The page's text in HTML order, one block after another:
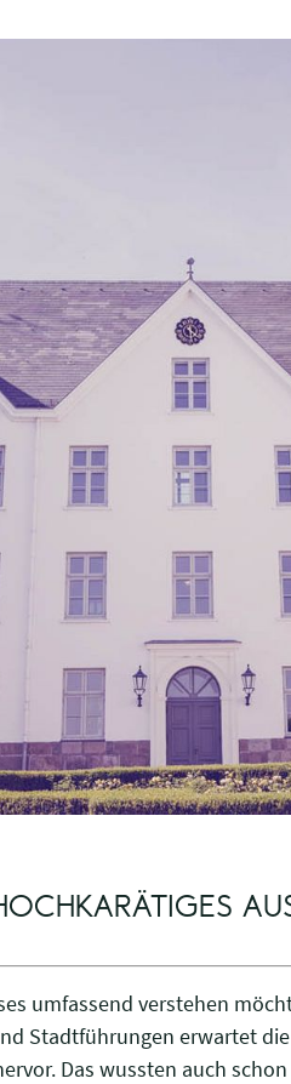
umfassend verstehen
Stadtführungen erwartet
Das wussten auch